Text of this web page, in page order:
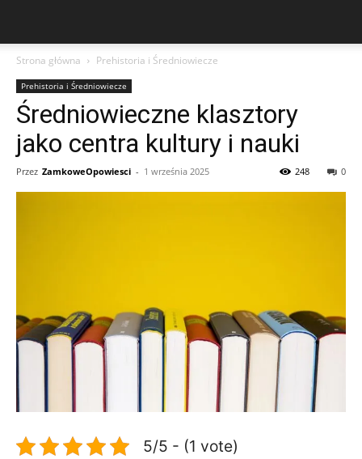
Strona główna Prehistoria i Średniowiecze
Prehistoria i Średniowiecze
Średniowieczne klasztory
jako centra kultury i nauki
Przez ZamkoweOpowiesci - 1 września 2025 0
248
5/5 - (1 vote)